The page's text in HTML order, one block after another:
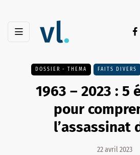
DOSSIER - THEMA FAITS DIVERS
1963 – 2023 : 5
pour
l’assassinat
22 avril 2023